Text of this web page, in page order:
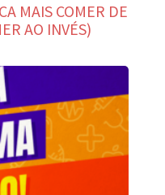
MAIS COMER DE
AO INVÉS)